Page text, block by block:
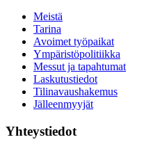
Meistä
Tarina
Avoimet työpaikat
Ympäristöpolitiikka
Messut ja tapahtumat
Laskutustiedot
Tilinavaushakemus
Jälleenmyyjät
Yhteystiedot